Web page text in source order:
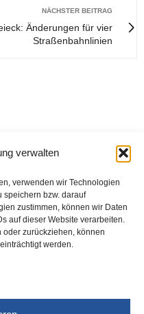
verwalten
verwenden wir Technologien
speichern bzw. darauf
zustimmen, können wir Daten
auf dieser Website verarbeiten.
oder zurückziehen, können
werden.
NÄCHSTER BEITRAG
Änderungen für vier
Straßenbahnlinien